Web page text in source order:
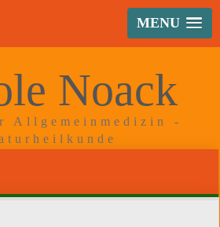
MENU
Noack
Allgemeinmedizin -